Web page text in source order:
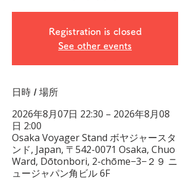
Registration is closed
See other events
日時 / 場所
2026年8月07日 22:30 – 2026年8月08
日 2:00
Osaka Voyager Stand ボヤジャースタ
ンド, Japan, 〒542-0071 Osaka, Chuo
Ward, Dōtonbori, 2-chōme−3−２９ ニ
ュージャパン角ビル 6F